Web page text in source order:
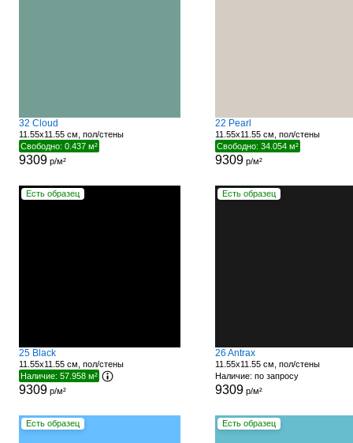
32 Cloud
11.55x11.55 см, пол/стены
Свободно: 0.437 м²
9309р/м²
22 Pearl
11.55x11.55 см, пол/стены
Свободно: 34.054 м²
9309р/м²
Есть образец
25 Black
11.55x11.55 см, пол/стены
Наличие: 57.958 м²
9309р/м²
Есть образец
26 Antrax
11.55x11.55 см, пол/стены
Наличие: по запросу
9309р/м²
Есть образец Есть образец